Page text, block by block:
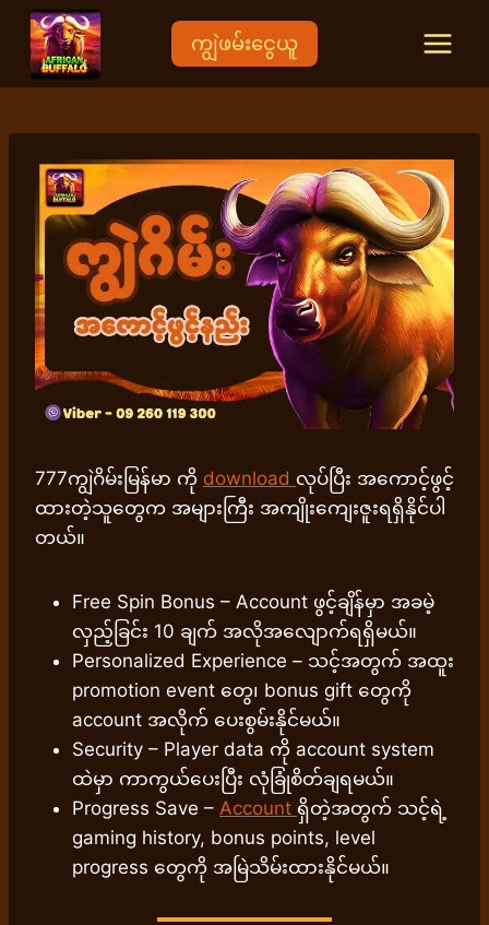
Skip
content
ကျွဲဖမ်းငွေယူ
777ကျွဲဂိမ်းမြန်မာ ကို download လုပ်ပြီး အကောင့်ဖွင့်
ထားတဲ့သူတွေက အများကြီး အကျိုးကျေးဇူးရရှိနိုင်ပါ
တယ်။
Free Spin Bonus – Account ဖွင့်ချိန်မှာ အခမဲ့
လှည့်ခြင်း 10 ချက် အလိုအလျောက်ရရှိမယ်။
Personalized Experience – သင့်အတွက် အထူး
promotion event တွေ၊ bonus gift တွေကို
account အလိုက် ပေးစွမ်းနိုင်မယ်။
Security – Player data ကို account system
ထဲမှာ ကာကွယ်ပေးပြီး လုံခြုံစိတ်ချရမယ်။
Progress Save – Account ရှိတဲ့အတွက် သင့်ရဲ့
gaming history, bonus points, level
progress တွေကို အမြဲသိမ်းထားနိုင်မယ်။